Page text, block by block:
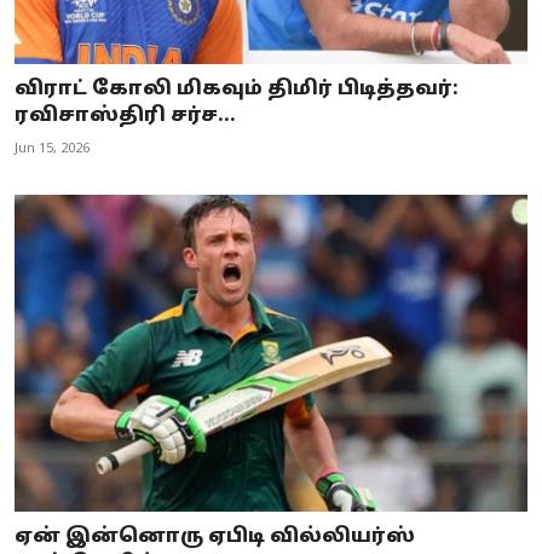
விராட் கோலி மிகவும் திமிர் பிடித்தவர்:
ரவிசாஸ்திரி சர்ச...
Jun 15, 2026
ஏன் இன்னொரு ஏபிடி வில்லியர்ஸ்